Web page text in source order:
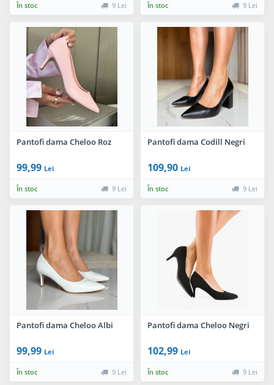
În stoc 9 Lei În stoc 9 Lei
Pantofi dama Cheloo Roz
99,99 Lei
În stoc 9 Lei
Pantofi dama Codill Negri
109,90 Lei
În stoc 9 Lei
Pantofi dama Cheloo Albi
99,99 Lei
În stoc 9 Lei
Pantofi dama Cheloo Negri
102,99 Lei
În stoc 9 Lei